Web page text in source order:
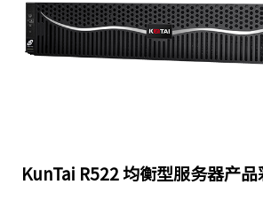
KunTai R522 均衡型服务器产品